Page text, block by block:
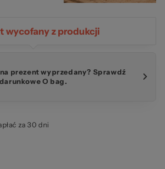
wycofany z produkcji
prezent wyprzedany? Sprawdź
O bag.
za 30 dni